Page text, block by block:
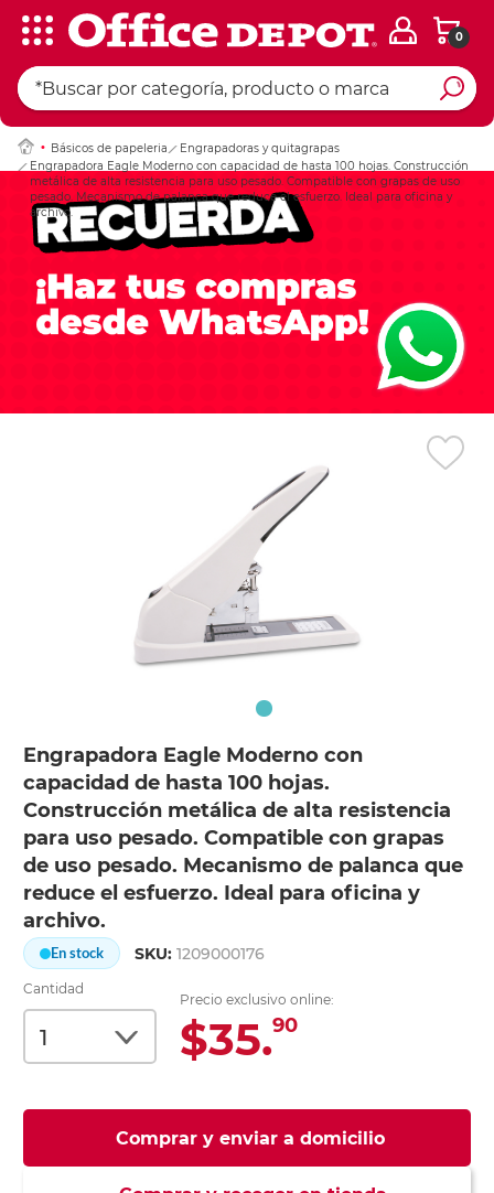
0
Básicos de papeleria
Engrapadoras y quitagrapas
Engrapadora Eagle Moderno con capacidad de hasta 100 hojas. Construcción
metálica de alta resistencia para uso pesado. Compatible con grapas de uso
pesado. Mecanismo de palanca que reduce el esfuerzo. Ideal para oficina y
archivo.
Engrapadora Eagle Moderno con
capacidad de hasta 100 hojas.
Construcción metálica de alta resistencia
para uso pesado. Compatible con grapas
de uso pesado. Mecanismo de palanca que
reduce el esfuerzo. Ideal para oficina y
archivo.
En stock SKU:1209000176
Cantidad
Precio exclusivo online:
$35.90
Comprar y enviar a domicilio
Ingresar Codigo